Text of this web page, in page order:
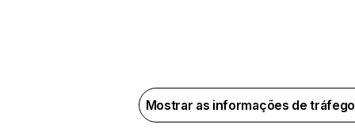
Mostrar as informações de